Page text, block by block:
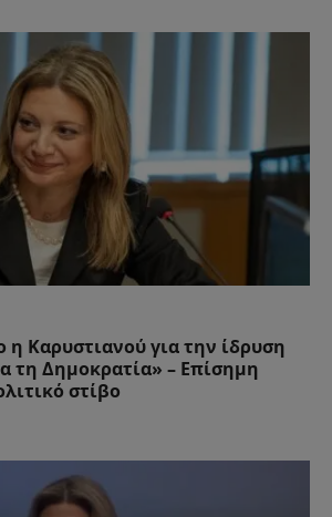
η Καρυστιανού για την ίδρυση
τη Δημοκρατία» – Επίσημη
στίβο